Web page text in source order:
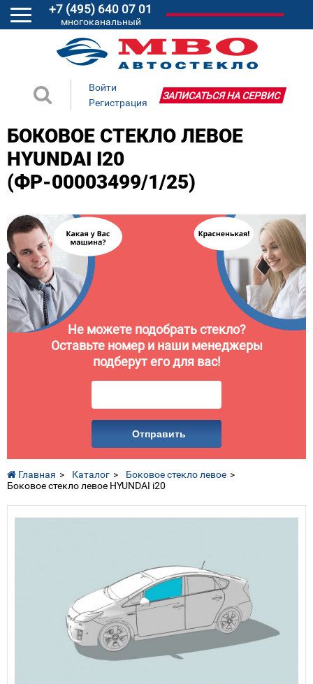
+7 (495) 640 07 01
многоканальный
Войти
Регистрация
ЗАПИСАТЬСЯ НА СЕРВИС
БОКОВОЕ СТЕКЛО ЛЕВОЕ
HYUNDAI I20
(ФР-00003499/1/25)
Не можете подобрать стекло?
Оставьте номер и наши менеджеры
подберут его для вас!
Отправить
Главная Каталог
Боковое стекло левое
Боковое стекло левое HYUNDAI i20